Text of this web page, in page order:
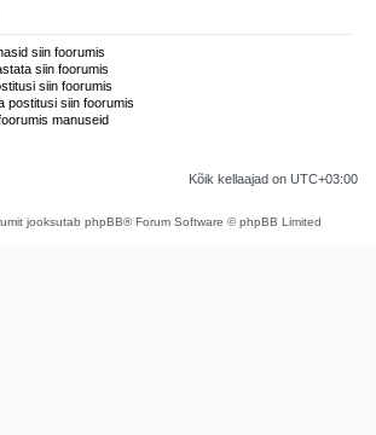
siin foorumis
siin foorumis
siin foorumis
postitusi siin foorumis
manuseid
Kõik kellaajad on UTC+03:00
jooksutab phpBB® Forum Software © phpBB Limited